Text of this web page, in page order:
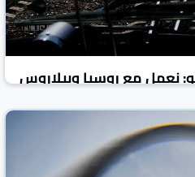
نعمل مع روسيا وبيلاروس
للشحن
06 آب/أغسطس 2026